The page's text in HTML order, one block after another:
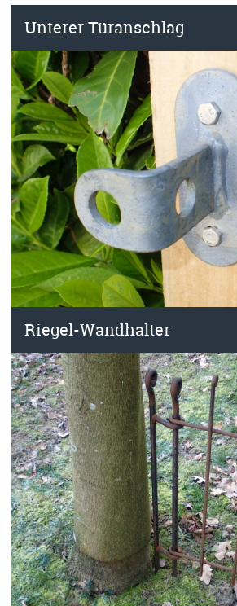
Unterer Türanschlag
Riegel-Wandhalter